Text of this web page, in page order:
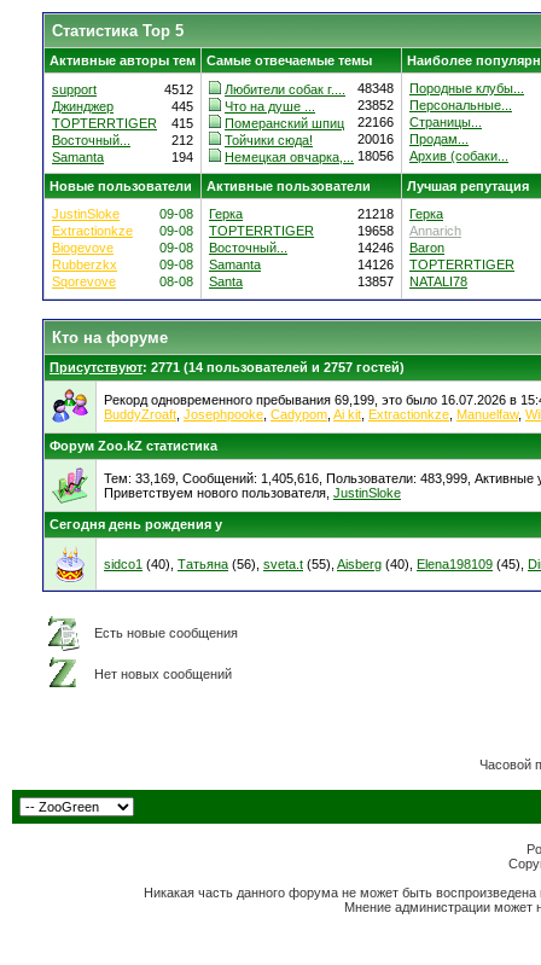
Статистика Top 5
Активные авторы тем Самые отвечаемые темы
Наиболее
support
4512
Джинджер
445
TOPTERRTIGER
415
Восточный...
212
Samanta
194
Любители собак г....
48348
Что на душе ...
23852
Померанский шпиц
22166
Тойчики сюда!
20016
Немецкая овчарка,...
18056
Породные клубы...
Персональные...
Страницы...
Продам...
Архив (собаки...
Новые пользователи Активные пользователи
Лучшая репутация
JustinSloke
09-08
Extractionkze
09-08
Biogevove
09-08
Rubberzkx
09-08
Sqorevove
08-08
Герка
21218
TOPTERRTIGER
19658
Восточный...
14246
Samanta
14126
Santa
13857
Герка
Annarich
Baron
TOPTERRTIGER
NATALI78
Кто на форуме
Присутствуют: 2771 (14 пользователей и 2757 гостей)
Рекорд одновременного пребывания 69,199, это было 16.07.2026 в
BuddyZroaft Josephpooke Cadypom Ai kit Extractionkze Manuelfaw,
Форум Zoo.kZ статистика
Тем: 33,169, Сообщений: 1,405,616, Пользователи: 483,999, Активные
Приветствуем нового пользователя, JustinSloke
Сегодня день рождения у
sidco1 (40), Татьяна (56), sveta.t (55), Aisberg (40), Elena198109 (45),
Есть новые сообщения
Нет новых сообщений
Часовой
Никакая часть данного форума не может быть
Мнение администрации может